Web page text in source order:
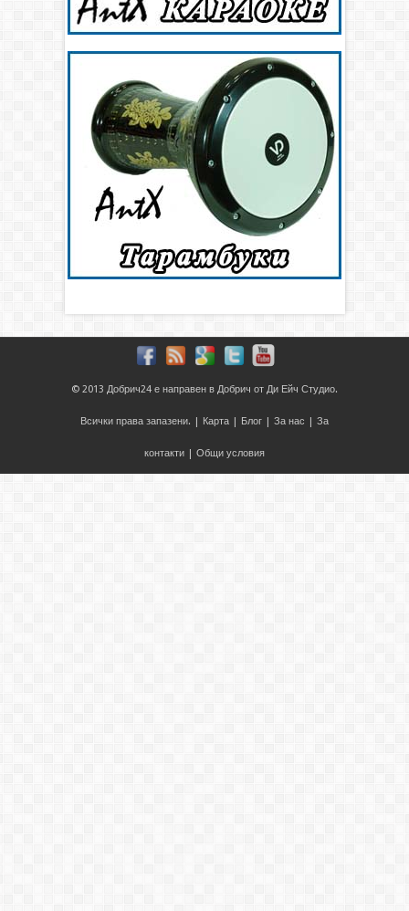
© 2013 Добрич24 е направен в Добрич от Ди Ейч Студио.
Всички права запазени. | Карта Блог За нас За
контакти Общи условия